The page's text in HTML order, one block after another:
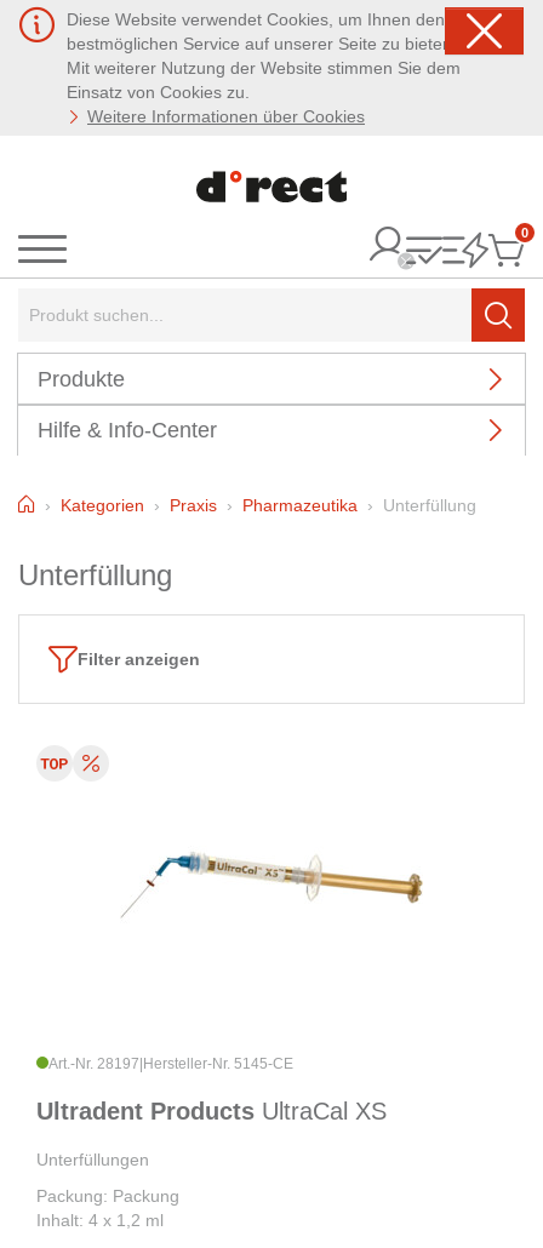
Diese Website verwendet Cookies, um Ihnen den
bestmöglichen Service auf unserer Seite zu bieten.
Mit weiterer Nutzung der Website stimmen Sie dem
Einsatz von Cookies zu.
Weitere Informationen über Cookies
Menü
0
Produkte
Hilfe & Info-Center
HomeKategorien Praxis Pharmazeutika Unterfüllung
Unterfüllung
Filter anzeigen
Art.-Nr. 28197 Hersteller-Nr. 5145-CE
Ultradent Products UltraCal XS
Unterfüllungen
Packung: Packung
Inhalt: 4 x 1,2 ml